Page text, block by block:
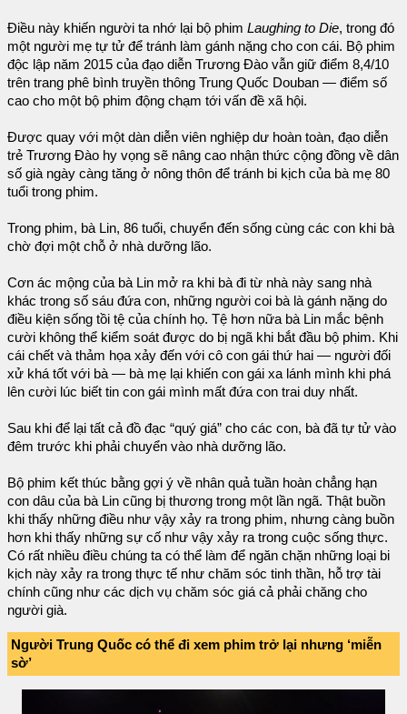
Điều này khiến người ta nhớ lại bộ phim Laughing to Die, trong đó
một người mẹ tự tử để tránh làm gánh nặng cho con cái. Bộ phim
độc lập năm 2015 của đạo diễn Trương Đào vẫn giữ điểm 8,4/10
trên trang phê bình truyền thông Trung Quốc Douban — điểm số
cao cho một bộ phim động chạm tới vấn đề xã hội.
Được quay với một dàn diễn viên nghiệp dư hoàn toàn, đạo diễn
trẻ Trương Đào hy vọng sẽ nâng cao nhận thức cộng đồng về dân
số già ngày càng tăng ở nông thôn để tránh bi kịch của bà mẹ 80
tuổi trong phim.
Trong phim, bà Lin, 86 tuổi, chuyển đến sống cùng các con khi bà
chờ đợi một chỗ ở nhà dưỡng lão.
Cơn ác mộng của bà Lin mở ra khi bà đi từ nhà này sang nhà
khác trong số sáu đứa con, những người coi bà là gánh nặng do
điều kiện sống tồi tệ của chính họ. Tệ hơn nữa bà Lin mắc bệnh
cười không thể kiểm soát được do bị ngã khi bắt đầu bộ phim. Khi
cái chết và thảm họa xảy đến với cô con gái thứ hai — người đối
xử khá tốt với bà — bà mẹ lại khiến con gái xa lánh mình khi phá
lên cười lúc biết tin con gái mình mất đứa con trai duy nhất.
Sau khi để lại tất cả đồ đạc “quý giá” cho các con, bà đã tự tử vào
đêm trước khi phải chuyển vào nhà dưỡng lão.
Bộ phim kết thúc bằng gợi ý về nhân quả tuần hoàn chẳng hạn
con dâu của bà Lin cũng bị thương trong một lần ngã. Thật buồn
khi thấy những điều như vậy xảy ra trong phim, nhưng càng buồn
hơn khi thấy những sự cố như vậy xảy ra trong cuộc sống thực.
Có rất nhiều điều chúng ta có thể làm để ngăn chặn những loại bi
kịch này xảy ra trong thực tế như chăm sóc tinh thần, hỗ trợ tài
chính cũng như các dịch vụ chăm sóc giá cả phải chăng cho
người già.
Người Trung Quốc có thể đi xem phim trở lại nhưng ‘miễn
sờ’